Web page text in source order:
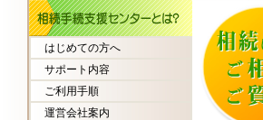
はじめての方へ
サポート内容
ご利用手順
運営会社案内